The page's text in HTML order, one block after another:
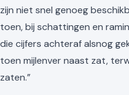
zijn niet snel genoeg
toen, bij schattingen en
die cijfers achteraf alsnog
toen mijlenver naast zat,
zaten.”